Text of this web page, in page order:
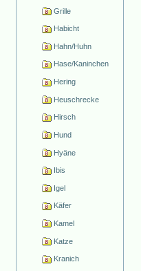
Grille
Habicht
Hahn/Huhn
Hase/Kaninchen
Hering
Heuschrecke
Hirsch
Hund
Hyäne
Ibis
Igel
Käfer
Kamel
Katze
Kranich